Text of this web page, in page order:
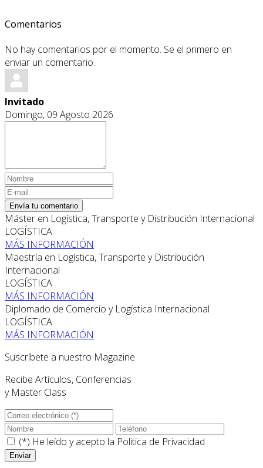
Comentarios
No hay comentarios por el momento. Se el primero en
enviar un comentario.
Invitado
Domingo, 09 Agosto 2026
Envía tu comentario
Máster en Logística, Transporte y Distribución Internacional
LOGÍSTICA
MÁS INFORMACIÓN
Maestría en Logística, Transporte y Distribución
Internacional
LOGÍSTICA
MÁS INFORMACIÓN
Diplomado de Comercio y Logística Internacional
LOGÍSTICA
MÁS INFORMACIÓN
Suscríbete a nuestro Magazine
Recibe Artículos, Conferencias
y Master Class
(*) He leído y acepto la Politica de Privacidad